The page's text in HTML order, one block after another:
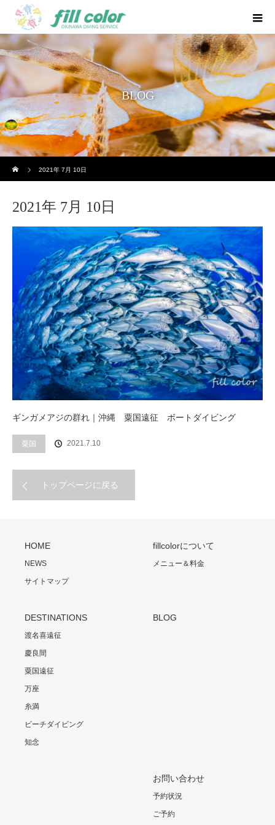
BLOG
2021年 7月 10日
2021年 7月 10日
ギンガメアジの群れ｜沖縄 粟国遠征 ボートダイビング
粟国 2021.7.10
トップページに戻る
HOME
NEWS
サイトマップ
fillcolorについて
メニュー＆料金
DESTINATIONS
渡名喜遠征
慶良間
粟国遠征
万座
糸満
ビーチダイビング
知念
BLOG
お問い合わせ
予約状況
ご予約